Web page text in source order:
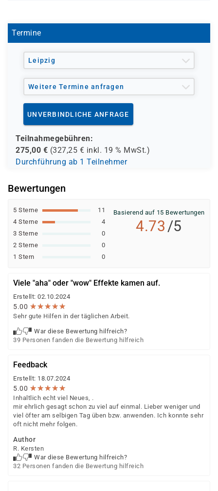
Termine
Leipzig
Weitere Termine anfragen
UNVERBINDLICHE ANFRAGE
Teilnahmegebühren:
275,00 € (327,25 € inkl. 19 % MwSt.)
Durchführung ab 1 Teilnehmer
Bewertungen
5 Sterne
11
4 Sterne
4
3 Sterne
0
2 Sterne
0
1 Stern
0
Basierend auf 15 Bewertungen
4.73 /5
Viele "aha" oder "wow" Effekte kamen auf.
Erstellt: 02.10.2024
5.00 ★★★★★
★★★★★
Sehr gute Hilfen in der täglichen Arbeit.
War diese Bewertung hilfreich?
39 Personen fanden die Bewertung hilfreich
Feedback
Erstellt: 18.07.2024
5.00 ★★★★★
★★★★★
Inhaltlich echt viel Neues, .
mir ehrlich gesagt schon zu viel auf einmal. Lieber weniger und
viel öfter am selbigen Tag üben bzw. anwenden. Ich konnte sehr
oft nicht mehr folgen.
Author
R. Kersten
War diese Bewertung hilfreich?
32 Personen fanden die Bewertung hilfreich